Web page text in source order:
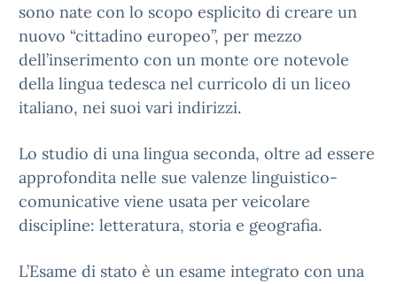
sono nate con lo scopo esplicito di creare un
nuovo “cittadino europeo”, per mezzo
dell’inserimento con un monte ore notevole
della lingua tedesca nel curricolo di un liceo
italiano, nei suoi vari indirizzi.
Lo studio di una lingua seconda, oltre ad essere
approfondita nelle sue valenze linguistico-
comunicative viene usata per veicolare
discipline: letteratura, storia e geografia.
L’Esame di stato è un esame integrato con una